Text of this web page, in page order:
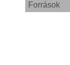
Források